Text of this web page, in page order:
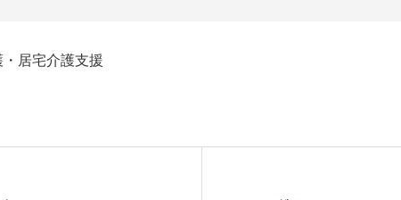
居宅介護支援